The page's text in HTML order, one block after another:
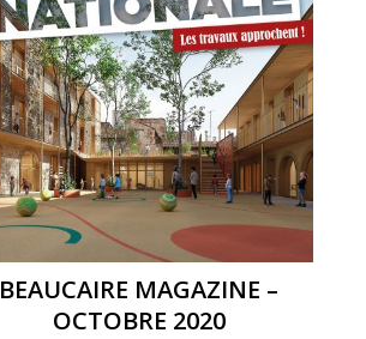
BEAUCAIRE MAGAZINE –
OCTOBRE 2020